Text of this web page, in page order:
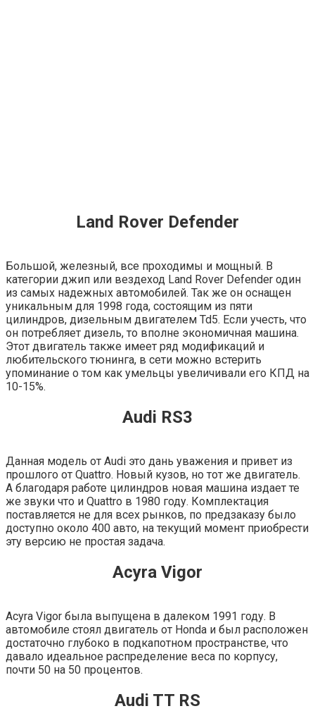
Land Rover Defender
Большой, железный, все проходимы и мощный. В
категории джип или вездеход Land Rover Defender один
из самых надежных автомобилей. Так же он оснащен
уникальным для 1998 года, состоящим из пяти
цилиндров, дизельным двигателем Td5. Если учесть, что
он потребляет дизель, то вполне экономичная машина.
Этот двигатель также имеет ряд модификаций и
любительского тюнинга, в сети можно встерить
упоминание о том как умельцы увеличивали его КПД на
10-15%.
Audi RS3
Данная модель от Audi это дань уважения и привет из
прошлого от Quattro. Новый кузов, но тот же двигатель.
А благодаря работе цилиндров новая машина издает те
же звуки что и Quattro в 1980 году. Комплектация
поставляется не для всех рынков, по предзаказу было
доступно около 400 авто, на текущий момент приобрести
эту версию не простая задача.
Acyra Vigor
Acyra Vigor была выпущена в далеком 1991 году. В
автомобиле стоял двигатель от Honda и был расположен
достаточно глубоко в подкапотном пространстве, что
давало идеальное распределение веса по корпусу,
почти 50 на 50 процентов.
Audi TT RS